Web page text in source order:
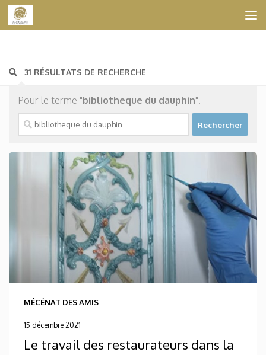
Skip to content
31 RÉSULTATS DE RECHERCHE
Pour le terme "bibliotheque du dauphin".
Rechercher :
MÉCÉNAT DES AMIS
15 décembre 2021
Le travail des restaurateurs dans la